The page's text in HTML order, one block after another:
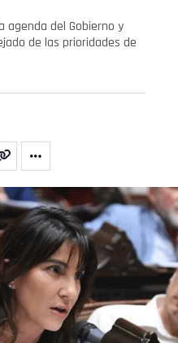
agenda del Gobierno y
de las prioridades de